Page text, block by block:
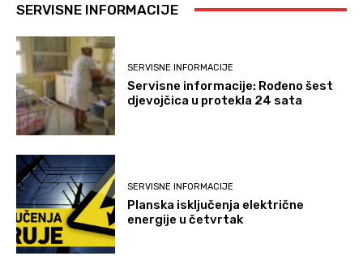
SERVISNE INFORMACIJE
SERVISNE INFORMACIJE
Servisne informacije: Rođeno šest
djevojčica u protekla 24 sata
SERVISNE INFORMACIJE
Planska isključenja električne
energije u četvrtak